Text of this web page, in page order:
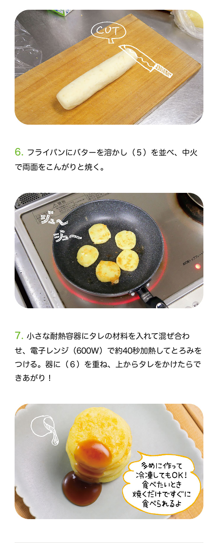
6. フライパンにバターを溶かし（５）を並べ、中火
で両面をこんがりと焼く。
7.小さな耐熱容器にタレの材料を入れて混ぜ合わ
せ、電子レンジ（600W）で約40秒加熱してとろみを
つける。器に（６）を重ね、上からタレをかけたらで
きあがり！